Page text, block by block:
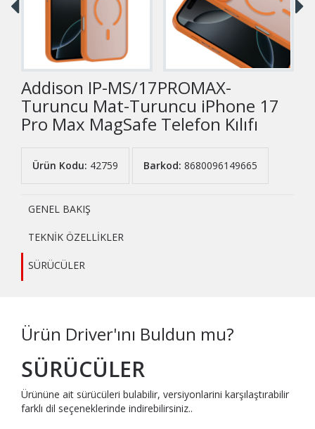
Addison IP-MS/17PROMAX-
Turuncu Mat-Turuncu iPhone 17
Pro Max MagSafe Telefon Kılıfı
Ürün Kodu: 42759 Barkod: 8680096149665
GENEL BAKIŞ
TEKNİK ÖZELLİKLER
SÜRÜCÜLER
Ürün Driver'ını Buldun mu?
SÜRÜCÜLER
Ürününe ait sürücüleri bulabilir, versiyonlarini karşılaştırabilir
farklı dil seçeneklerinde indirebilirsiniz..